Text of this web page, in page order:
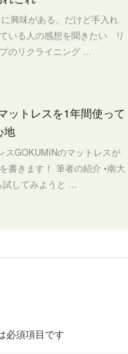
味がある、だけど手入れ
いる人の感想を聞きたい リ
のリクライニング ...
ットレスを1年間使って
地
スGOKUMINのマットレスが
書きます！ 筆者の紹介 •南大
してみようと ...
必須項目です